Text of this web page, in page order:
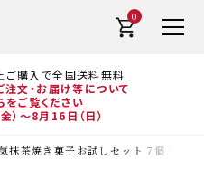
購入で全国送料無料
文・お届け等について
をご覧ください
）～8月16日（日）
0
抹茶焼き菓子お試しセット 7個入り